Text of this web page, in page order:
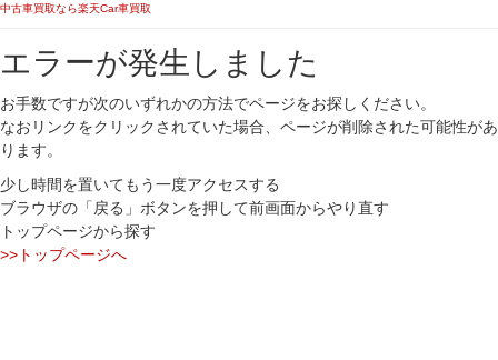
中古車買取なら楽天Car車買取
エラーが発生しました
お手数ですが次のいずれかの方法でページをお探しください。
なおリンクをクリックされていた場合、ページが削除された可能性があ
ります。
少し時間を置いてもう一度アクセスする
ブラウザの「戻る」ボタンを押して前画面からやり直す
トップページから探す
>>トップページへ